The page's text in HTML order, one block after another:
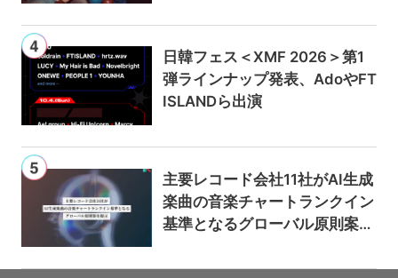
日韓フェス＜XMF 2026＞第1
弾ラインナップ発表、AdoやFT
ISLANDら出演
主要レコード会社11社がAI生成
楽曲の音楽チャートランクイン
基準となるグローバル原則案を
るための統一的な枠組みを提案